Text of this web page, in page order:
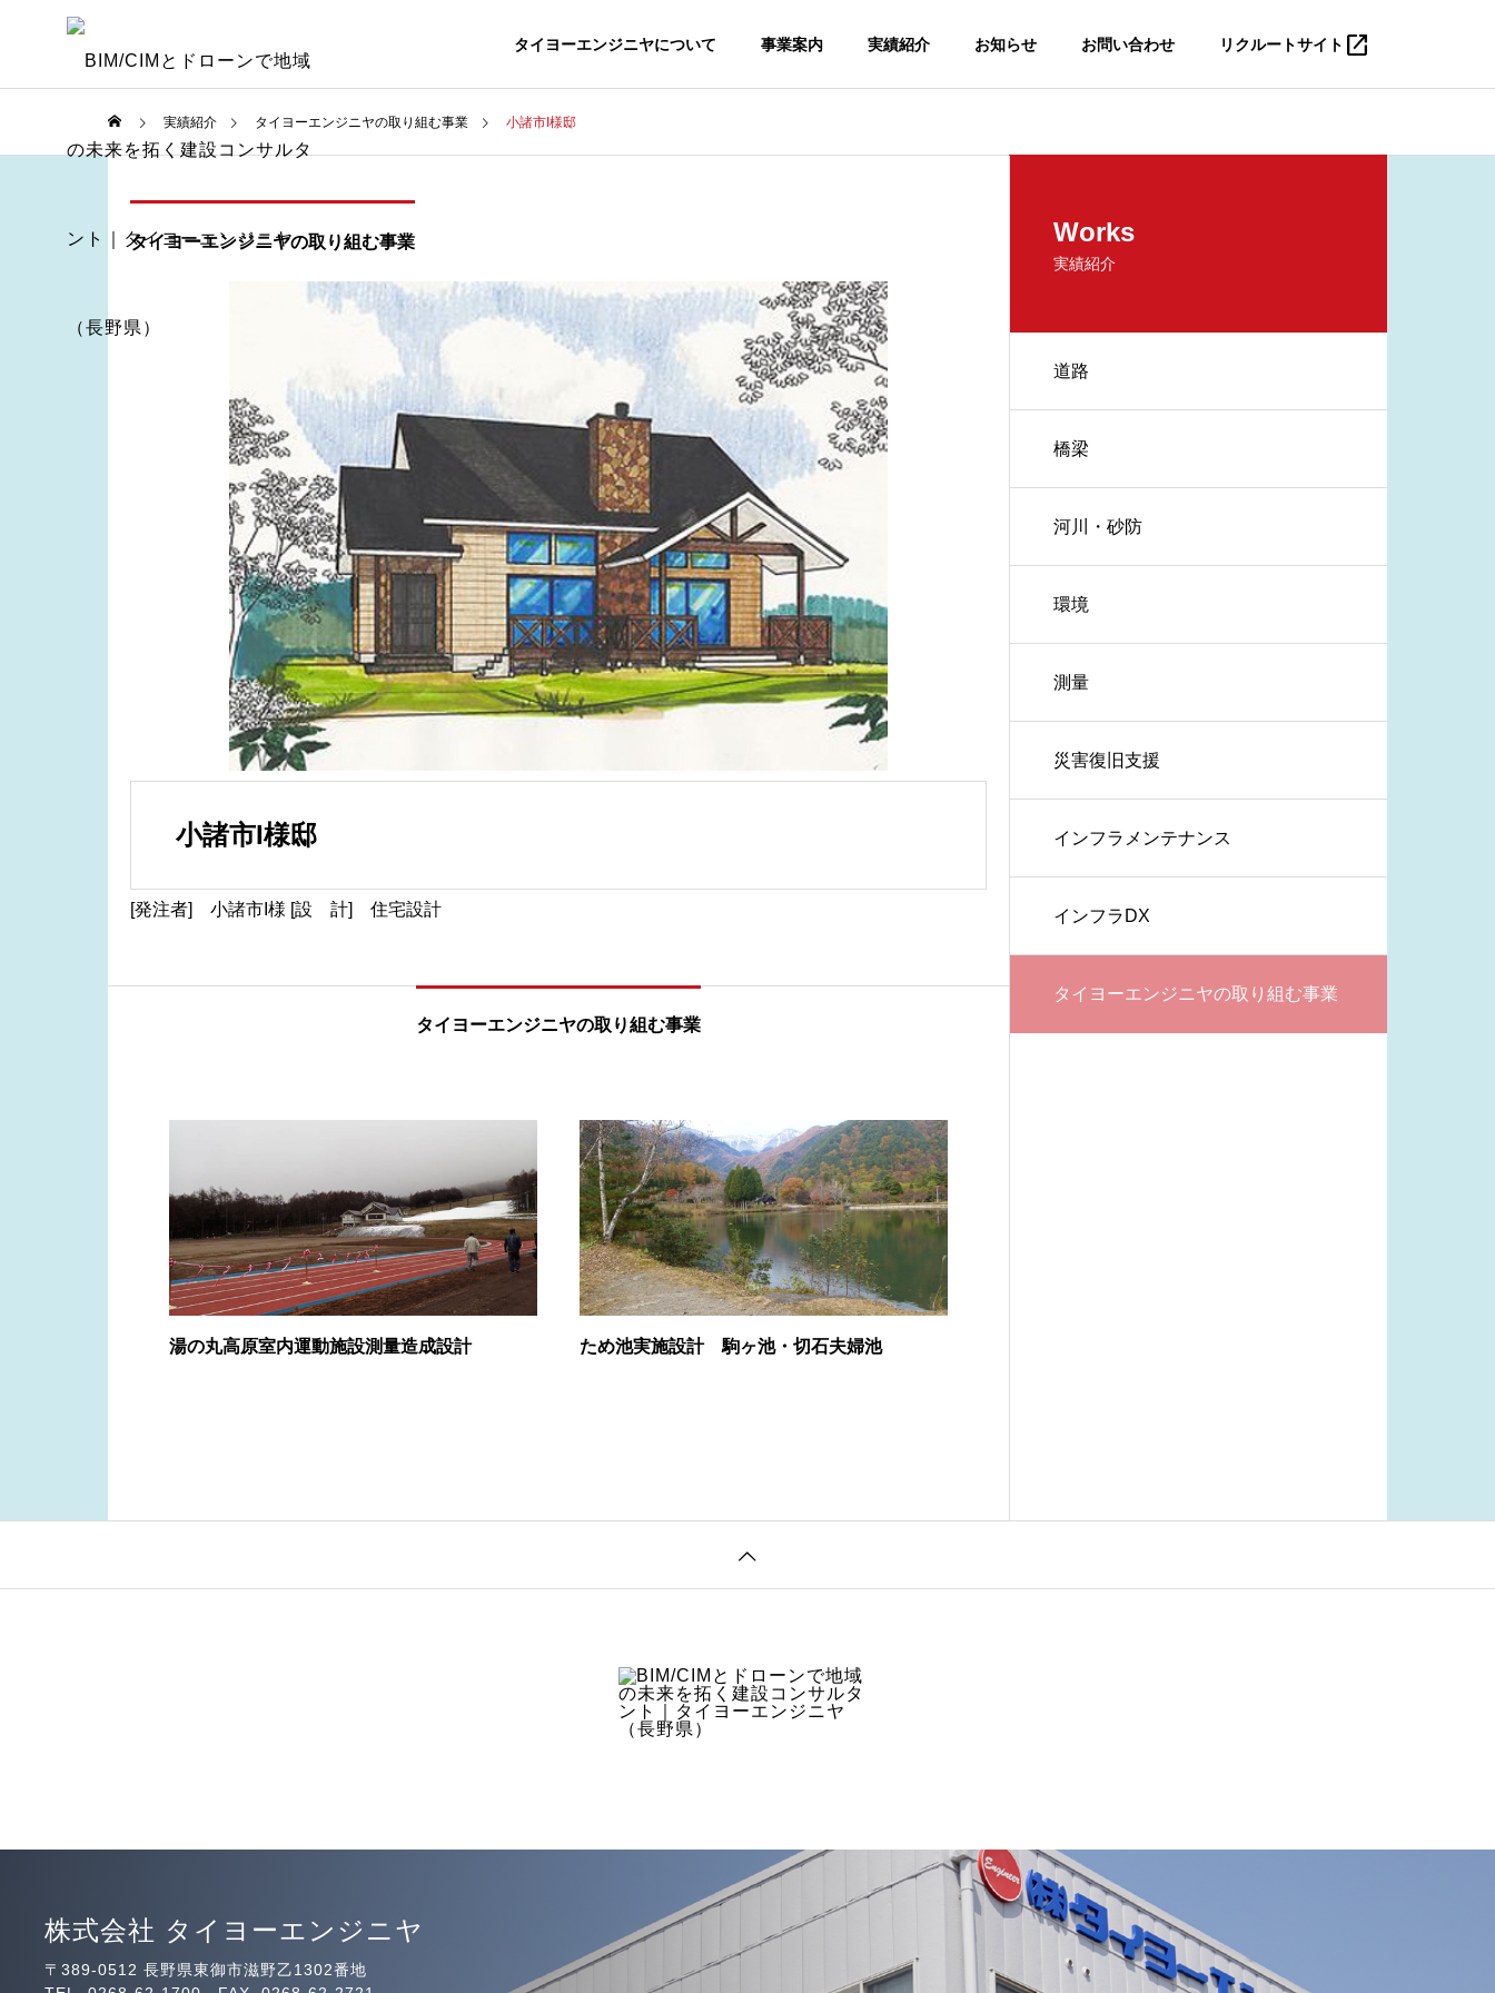
タイヨーエンジニヤについて 事業案内 実績紹介 お知らせ お問い合わせ リクルートサイト open_in_new
実績紹介 タイヨーエンジニヤの取り組む事業 小諸市I様邸
タイヨーエンジニヤの取り組む事業
小諸市I様邸
[発注者] 小諸市I様 [設 計] 住宅設計
タイヨーエンジニヤの取り組む事業
湯の丸高原室内運動施設測量造成設計 ため池実施設計 駒ヶ池・切石夫婦池
Works
実績紹介
道路
橋梁
河川・砂防
環境
測量
災害復旧支援
インフラメンテナンス
インフラDX
タイヨーエンジニヤの取り組む事業
株式会社 タイヨーエンジニヤ
〒389-0512 長野県東御市滋野乙1302番地